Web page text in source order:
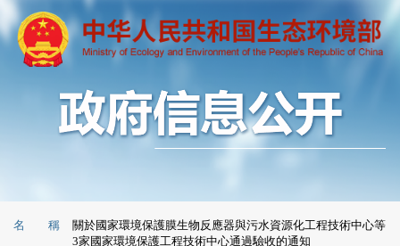
名 稱
關於國家環境保護膜生物反應器與污水資源化工程技術中心等
3家國家環境保護工程技術中心通過驗收的通知